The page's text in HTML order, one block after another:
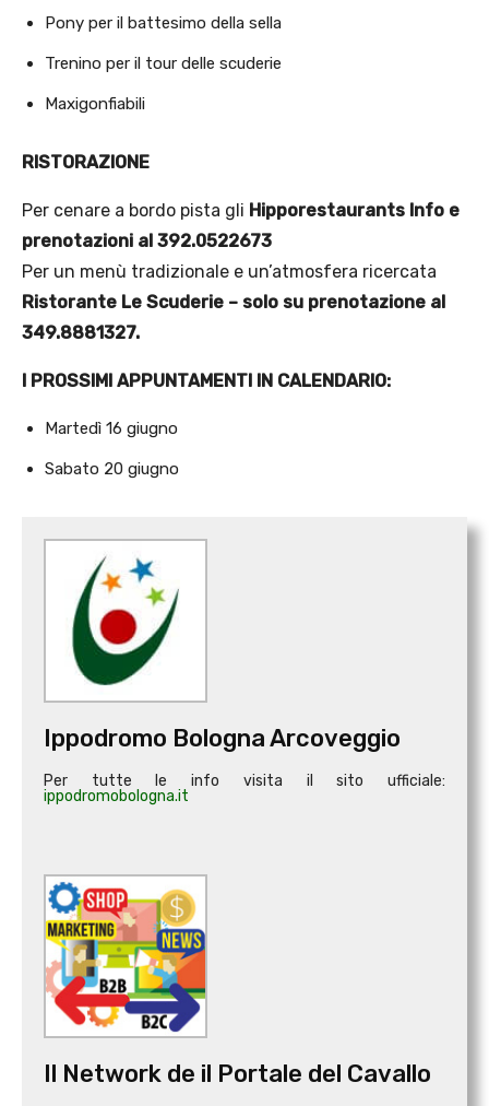
Pony per il battesimo della sella
Trenino per il tour delle scuderie
Maxigonfiabili
RISTORAZIONE
Per cenare a bordo pista gli Hipporestaurants Info e
prenotazioni al 392.0522673
Per un menù tradizionale e un’atmosfera ricercata
Ristorante Le Scuderie – solo su prenotazione al
349.8881327.
I PROSSIMI APPUNTAMENTI IN CALENDARIO:
Martedì 16 giugno
Sabato 20 giugno
Ippodromo Bologna Arcoveggio
Per tutte le info visita il sito ufficiale:
ippodromobologna.it
Il Network de il Portale del Cavallo